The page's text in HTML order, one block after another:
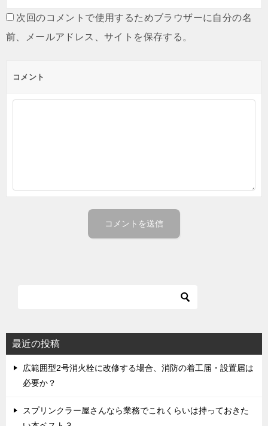
次回のコメントで使用するためブラウザーに自分の名
前、メールアドレス、サイトを保存する。
コメント
最近の投稿
広範囲型2号消火栓に改修する場合、消防の着工届・設置届は
必要か？
スプリンクラー屋さんなら業務でこれくらいは持っておきた